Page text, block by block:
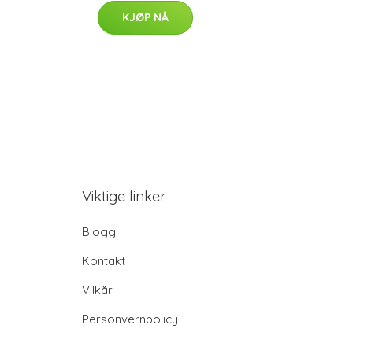
KJØP NÅ
Viktige linker
Blogg
Kontakt
Vilkår
Personvernpolicy